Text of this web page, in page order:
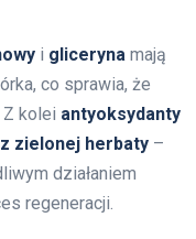
i gliceryna mają
co sprawia, że
kolei antyoksydanty
zielonej herbaty –
działaniem
regeneracji.